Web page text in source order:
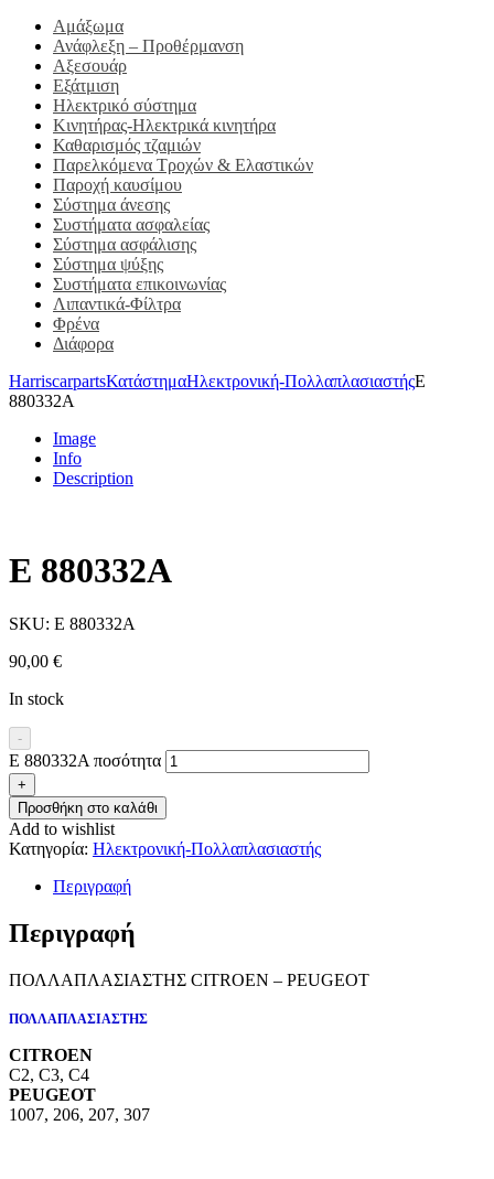
Αμάξωμα
Ανάφλεξη – Προθέρμανση
Αξεσουάρ
Εξάτμιση
Ηλεκτρικό σύστημα
Κινητήρας-Ηλεκτρικά κινητήρα
Καθαρισμός τζαμιών
Παρελκόμενα Τροχών & Ελαστικών
Παροχή καυσίμου
Σύστημα άνεσης
Συστήματα ασφαλείας
Σύστημα ασφάλισης
Σύστημα ψύξης
Συστήματα επικοινωνίας
Λιπαντικά-Φίλτρα
Φρένα
Διάφορα
HarriscarpartsΚατάστημαΗλεκτρονική-ΠολλαπλασιαστήςE
880332A
Image
Info
Description
E 880332A
SKU: E 880332A
90,00 €
In stock
-
E 880332A ποσότητα
+
Προσθήκη στο καλάθι
Add to wishlist
Κατηγορία: Ηλεκτρονική-Πολλαπλασιαστής
Περιγραφή
Περιγραφή
ΠΟΛΛΑΠΛΑΣΙΑΣΤΗΣ CITROEN – PEUGEOT
ΠΟΛΛΑΠΛΑΣΙΑΣΤΗΣ
CITROEN
C2, C3, C4
PEUGEOT
1007, 206, 207, 307